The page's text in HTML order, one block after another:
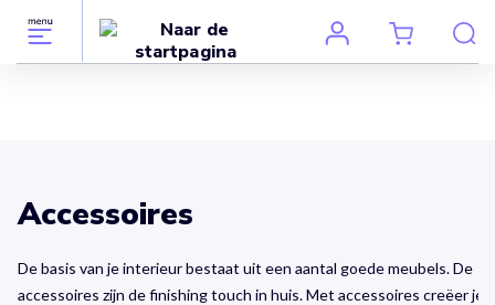
Accessoires
De basis van je interieur bestaat uit een aantal goede meubels. De
accessoires zijn de finishing touch in huis. Met accessoires creëer je